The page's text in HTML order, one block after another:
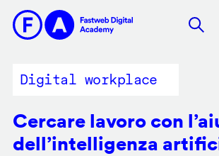
contenuto
Digital workplace
Cercare lavoro con
dell’intelligenza